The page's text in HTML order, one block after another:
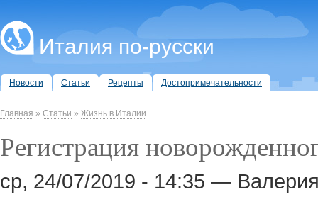
Италия по-русски
Новости Статьи Рецепты Достопримечательности
Главная » Статьи » Жизнь в Италии
Регистрация
ср, 24/07/2019 - 14:35 —